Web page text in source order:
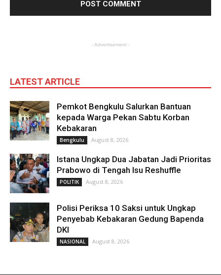
- Advertisement -
LATEST ARTICLE
Pemkot Bengkulu Salurkan Bantuan
kepada Warga Pekan Sabtu Korban
Kebakaran
Bengkulu August 8, 2026
Istana Ungkap Dua Jabatan Jadi Prioritas
Prabowo di Tengah Isu Reshuffle
POLITIK August 8, 2026
Polisi Periksa 10 Saksi untuk Ungkap
Penyebab Kebakaran Gedung Bapenda
DKI
NASIONAL August 8, 2026